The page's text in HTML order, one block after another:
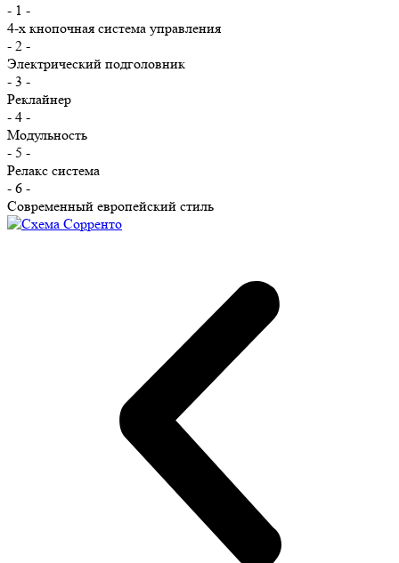
- 1 -
4-х кнопочная система управления
- 2 -
Электрический подголовник
- 3 -
Реклайнер
- 4 -
Модульность
- 5 -
Релакс система
- 6 -
Современный европейский стиль